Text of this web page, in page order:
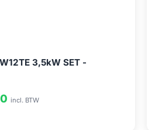
3,5kW SET -
incl. BTW